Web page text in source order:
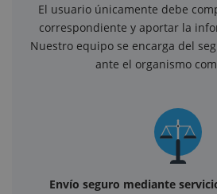
El usuario únicamente debe
correspondiente y aportar la
Nuestro equipo se encarga del
ante el organismo
Envío seguro mediante